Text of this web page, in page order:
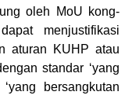
oleh MoU kong-
menjustifikasi
aturan KUHP atau
standar ‘yang
bersangkutan